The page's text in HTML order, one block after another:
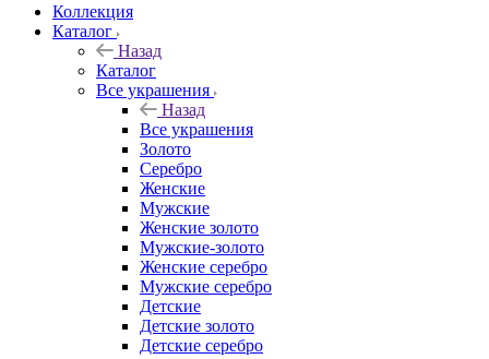
Коллекция
Каталог
Назад
Каталог
Все украшения
Назад
Все украшения
Золото
Серебро
Женские
Мужские
Женские золото
Мужские-золото
Женские серебро
Мужские серебро
Детские
Детские золото
Детские серебро